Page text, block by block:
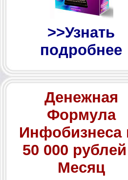
>>Узнать
подробнее
Денежная
Формула
Инфобизнеса
50 000
Месяц